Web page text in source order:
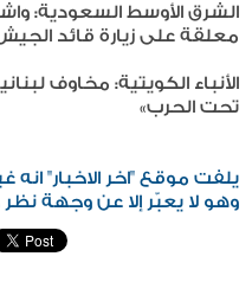
الشرق الأوسط السعودية:
معلقة على زيارة قائد
الأنباء الكويتية: مخاوف
تحت الحرب»
يلفت موقع "اخر الاخبار"
وهو لا يعبّر إلا عن وجهة